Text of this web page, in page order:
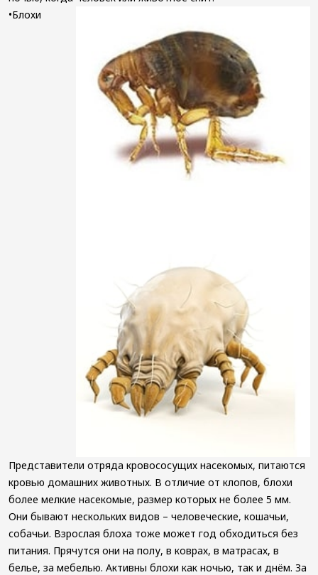
•Блохи
Представители отряда кровососущих насекомых, питаются
кровью домашних животных. В отличие от клопов, блохи
более мелкие насекомые, размер которых не более 5 мм.
Они бывают нескольких видов – человеческие, кошачьи,
собачьи. Взрослая блоха тоже может год обходиться без
питания. Прячутся они на полу, в коврах, в матрасах, в
белье, за мебелью. Активны блохи как ночью, так и днём. За